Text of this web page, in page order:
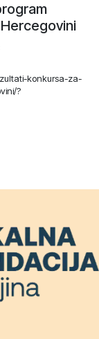
Hercegovini
konkursa-za-
?